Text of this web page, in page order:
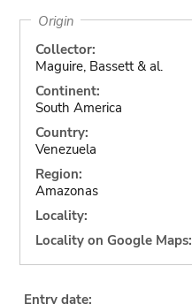
Origin
Collector:
Maguire, Bassett & al.
Continent:
South America
Country:
Venezuela
Region:
Amazonas
Locality:
Locality on Google Maps:
Entry date: